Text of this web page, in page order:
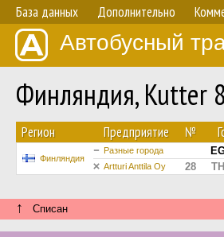
База данных Дополнительно
Автобусный
Финляндия, Kutter
Регион Предприятие №
Финляндия
Разные города
Artturi Anttila Oy 28
↑ Списан